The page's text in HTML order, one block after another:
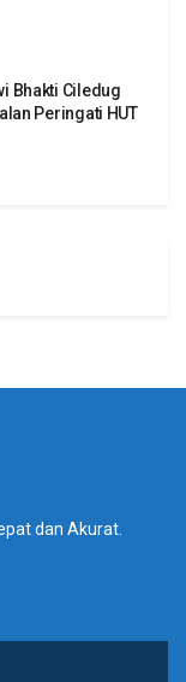
Bhakti Ciledug
Peringati HUT
dan Akurat.